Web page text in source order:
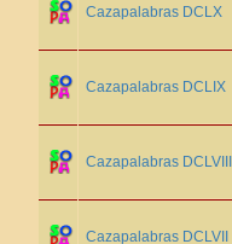
Cazapalabras DCLX
Cazapalabras DCLIX
Cazapalabras DCLVIII
Cazapalabras DCLVII